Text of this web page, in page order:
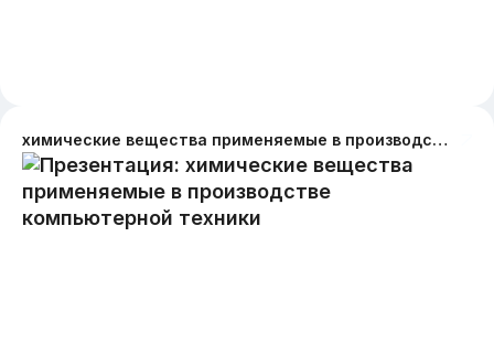
химические вещества применяемые в производстве компьютерной техники